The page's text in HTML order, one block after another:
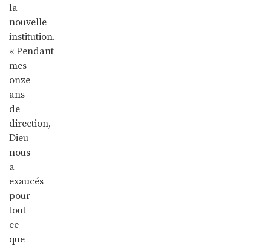
la
nouvelle
institution.
« Pendant
mes
onze
ans
de
direction,
Dieu
nous
a
exaucés
pour
tout
ce
que